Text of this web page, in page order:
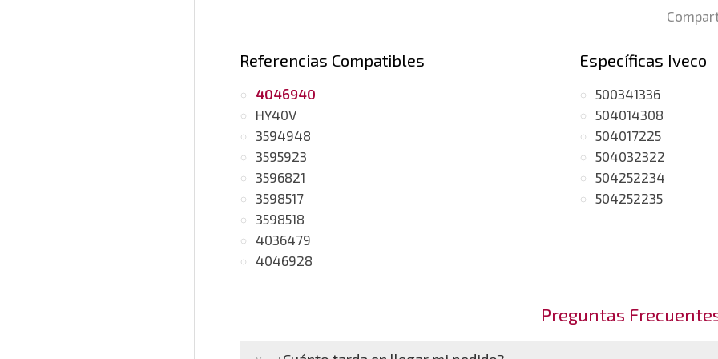
Referencias Compatibles
4046940
HY40V
3594948
3595923
3596821
3598517
3598518
4036479
4046928
Específicas Iveco
500341336
504014308
504017225
504032322
504252234
504252235
Preguntas